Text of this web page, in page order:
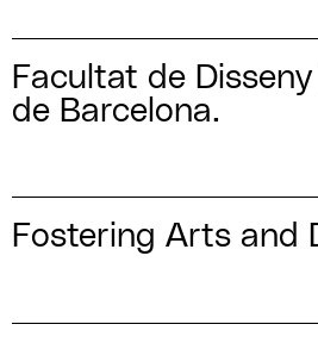
Facultat de
de Barcelona.
Fostering Arts and